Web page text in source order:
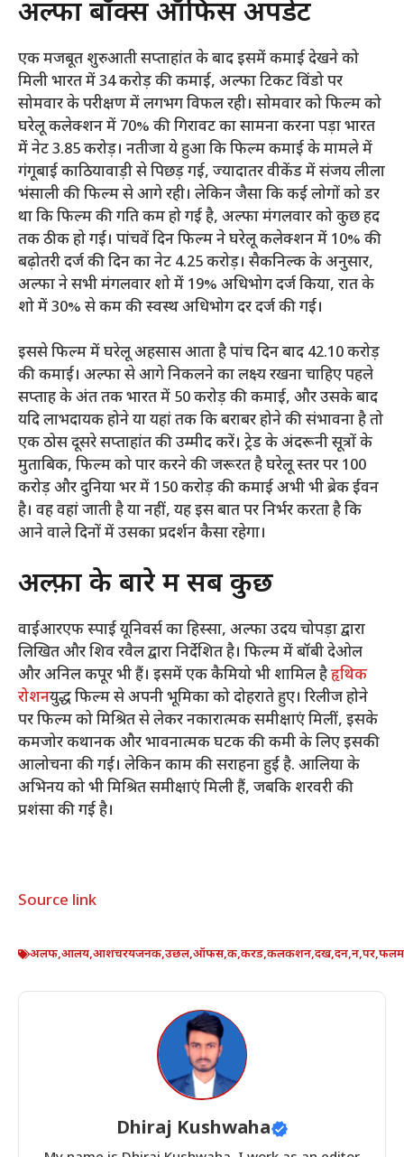
अल्फा बॉक्स ऑफिस अपडेट
एक मजबूत शुरुआती सप्ताहांत के बाद इसमें कमाई देखने को
मिलीभारत में 34 करोड़ की कमाई, अल्फा टिकट विंडो पर
सोमवार के परीक्षण में लगभग विफल रही। सोमवार को फिल्म को
घरेलू कलेक्शन में 70% की गिरावट का सामना करना पड़ाभारत
में नेट 3.85 करोड़। नतीजा ये हुआ कि फिल्म कमाई के मामले में
गंगूबाई काठियावाड़ी से पिछड़ गई, ज्यादातर वीकेंड में संजय लीला
भंसाली की फिल्म से आगे रही। लेकिन जैसा कि कई लोगों को डर
था कि फिल्म की गति कम हो गई है, अल्फा मंगलवार को कुछ हद
तक ठीक हो गई। पांचवें दिन फिल्म ने घरेलू कलेक्शन में 10% की
बढ़ोतरी दर्ज कीदिन का नेट 4.25 करोड़। सैकनिल्क के अनुसार,
अल्फा ने सभी मंगलवार शो में 19% अधिभोग दर्ज किया, रात के
शो में 30% से कम की स्वस्थ अधिभोग दर दर्ज की गई।
इससे फिल्म में घरेलू अहसास आता हैपांच दिन बाद 42.10 करोड़
की कमाई। अल्फा से आगे निकलने का लक्ष्य रखना चाहिएपहले
सप्ताह के अंत तक भारत में 50 करोड़ की कमाई, और उसके बाद
यदि लाभदायक होने या यहां तक ​​कि बराबर होने की संभावना है तो
एक ठोस दूसरे सप्ताहांत की उम्मीद करें। ट्रेड के अंदरूनी सूत्रों के
मुताबिक, फिल्म को पार करने की जरूरत हैघरेलू स्तर पर 100
करोड़ औरदुनिया भर में 150 करोड़ की कमाई अभी भी ब्रेक ईवन
है। वह वहां जाती है या नहीं, यह इस बात पर निर्भर करता है कि
आने वाले दिनों में उसका प्रदर्शन कैसा रहेगा।
अल्फ़ा के बारे में सब कुछ
वाईआरएफ स्पाई यूनिवर्स का हिस्सा, अल्फा उदय चोपड़ा द्वारा
लिखित और शिव रवैल द्वारा निर्देशित है। फिल्म में बॉबी देओल
और अनिल कपूर भी हैं। इसमें एक कैमियो भी शामिल हैहृथिक
रोशनयुद्ध फिल्म से अपनी भूमिका को दोहराते हुए। रिलीज होने
पर फिल्म को मिश्रित से लेकर नकारात्मक समीक्षाएं मिलीं, इसके
कमजोर कथानक और भावनात्मक घटक की कमी के लिए इसकी
आलोचना की गई। लेकिन काम की सराहना हुई है. आलिया के
अभिनय को भी मिश्रित समीक्षाएं मिली हैं, जबकि शरवरी की
प्रशंसा की गई है।
Source link
अलफ,आलय,आशचरयजनक,उछल,ऑफस,क,करड,कलकशन,दख,दन,न,पर,फलम
Dhiraj Kushwaha